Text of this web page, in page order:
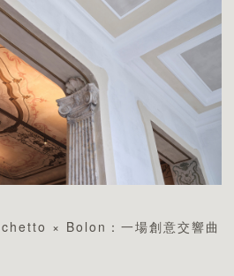
× Bolon：一場創意交響曲